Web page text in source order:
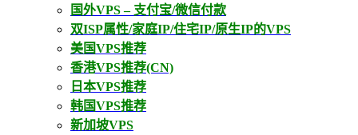
国外VPS – 支付宝/微信付款
双ISP属性/家庭IP/住宅IP/原生IP的VPS
美国VPS推荐
香港VPS推荐(CN)
日本VPS推荐
韩国VPS推荐
新加坡VPS